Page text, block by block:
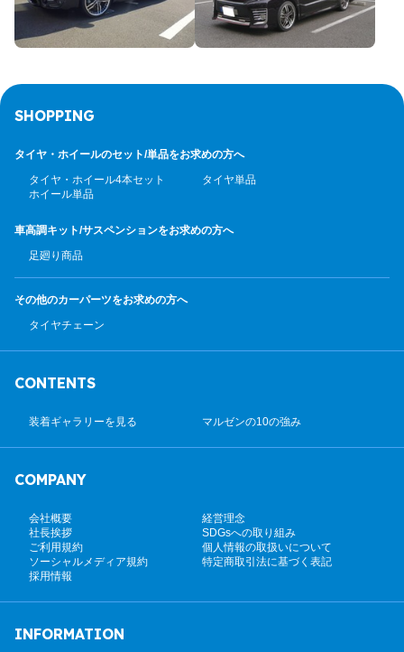
SHOPPING
タイヤ・ホイールのセット/単品をお求めの方へ
タイヤ・ホイール4本セット
タイヤ単品
ホイール単品
車高調キット/サスペンションをお求めの方へ
足廻り商品
その他のカーパーツをお求めの方へ
タイヤチェーン
CONTENTS
装着ギャラリーを見る マルゼンの10の強み
COMPANY
会社概要
経営理念
社長挨拶
SDGsへの取り組み
ご利用規約
個人情報の取扱いについて
ソーシャルメディア規約
特定商取引法に基づく表記
採用情報
INFORMATION